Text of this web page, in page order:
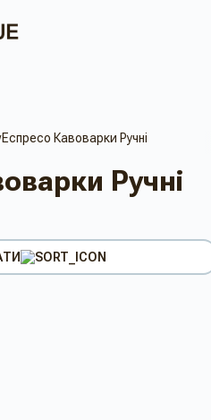
Еспресо Кавоварки Ручні
Ручні